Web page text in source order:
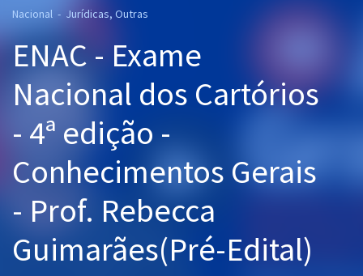
Cursos 20% OFF
Pós
Graduação
OAB
Questões grátis
Nacional - Jurídicas, Outras
ENAC - Exame
Nacional dos Cartórios
- 4ª edição -
Conhecimentos Gerais
- Prof. Rebecca
Guimarães(Pré-Edital)